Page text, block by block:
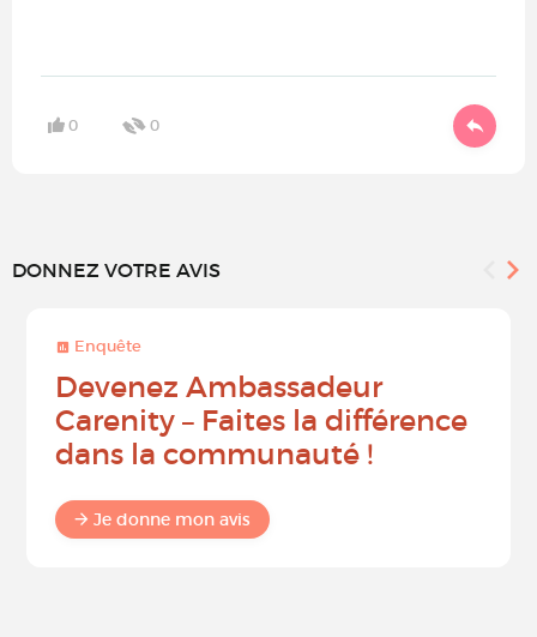
0 0
DONNEZ VOTRE AVIS
Enquête
Devenez Ambassadeur
Carenity – Faites la différence
dans la communauté !
Je donne mon avis